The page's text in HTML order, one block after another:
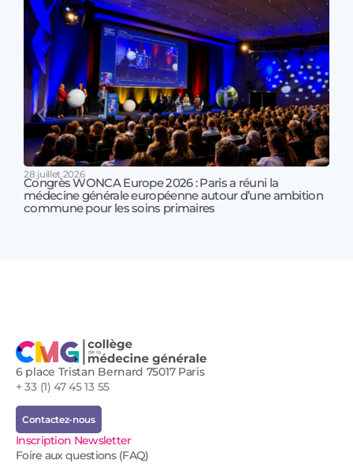
28 juillet 2026
Congrès WONCA Europe 2026 : Paris a réuni la
médecine générale européenne autour d’une ambition
commune pour les soins primaires
6 place Tristan Bernard 75017 Paris
+ 33 (1) 47 45 13 55
Contactez-nous
Inscription Newsletter
Foire aux questions (FAQ)